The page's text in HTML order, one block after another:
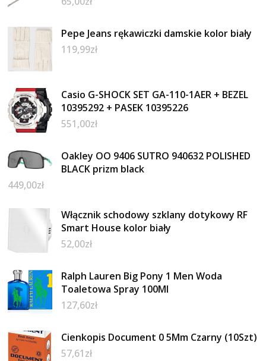
Pepe Jeans rękawiczki damskie kolor biały
119,99zł
Casio G-SHOCK SET GA-110-1AER + BEZEL
10395292 + PASEK 10395226
551,00zł
Oakley OO 9406 SUTRO 940632 POLISHED
BLACK prizm black
449,00zł
Włącznik schodowy szklany dotykowy RF
Smart House kolor biały
52,00zł
Ralph Lauren Big Pony 1 Men Woda
Toaletowa Spray 100Ml
127,60zł
Cienkopis Document 0 5Mm Czarny (10Szt)
57,61zł